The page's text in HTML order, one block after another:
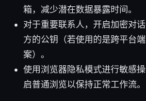
箱，减少潜在数据暴露时间。
对于重要联系人，开启加密对
方的公钥（若使用的是跨平台
案）。
使用浏览器隐私模式进行敏感
启普通浏览以保持正常工作流。